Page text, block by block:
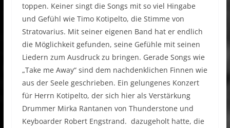
toppen. Keiner singt die Songs mit so viel Hingabe
und Gefühl wie Timo Kotipelto, die Stimme von
Stratovarius. Mit seiner eigenen Band hat er endlich
die Möglichkeit gefunden, seine Gefühle mit seinen
Liedern zum Ausdruck zu bringen. Gerade Songs wie
„Take me Away“ sind dem nachdenklichen Finnen wie
aus der Seele geschrieben. Ein gelungenes Konzert
für Herrn Kotipelto, der sich hier als Verstärkung
Drummer Mirka Rantanen von Thunderstone und
Keyboarder Robert Engstrand. dazugeholt hatte, die